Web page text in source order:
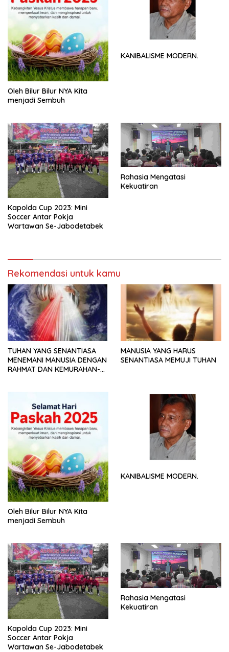
Oleh Bilur Bilur NYA Kita
menjadi Sembuh
KANIBALISME MODERN.
Kapolda Cup 2023: Mini
Soccer Antar Pokja
Wartawan Se-Jabodetabek
Rahasia Mengatasi
Kekuatiran
Rekomendasi untuk kamu
TUHAN YANG SENANTIASA
MENEMANI MANUSIA DENGAN
RAHMAT DAN KEMURAHAN-
MANUSIA YANG HARUS
SENANTIASA MEMUJI TUHAN
Oleh Bilur Bilur NYA Kita
menjadi Sembuh
KANIBALISME MODERN.
Kapolda Cup 2023: Mini
Soccer Antar Pokja
Wartawan Se-Jabodetabek
Rahasia Mengatasi
Kekuatiran